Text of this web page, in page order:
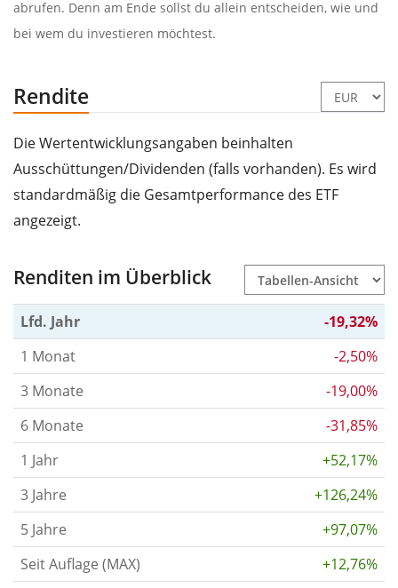
abrufen. Denn am Ende sollst du allein entscheiden, wie und
bei wem du investieren möchtest.
Rendite
Die Wertentwicklungsangaben beinhalten
Ausschüttungen/Dividenden (falls vorhanden). Es wird
standardmäßig die Gesamtperformance des ETF
angezeigt.
Renditen im Überblick
Lfd. Jahr
-19,32%
1 Monat
-2,50%
3 Monate
-19,00%
6 Monate
-31,85%
1 Jahr
+52,17%
3 Jahre
+126,24%
5 Jahre
+97,07%
Seit Auflage (MAX)
+12,76%